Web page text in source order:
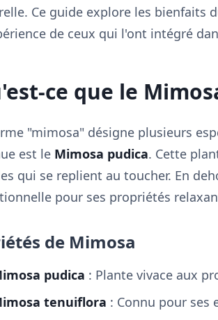
Ce guide explore les bienfaits
de ceux qui l'ont intégré
ce que le
"mimosa" désigne plusieurs
est le Mimosa pudica. Cette
qui se replient au toucher. En
pour ses propriétés
de Mimosa
pudica : Plante vivace aux
tenuiflora : Connu pour ses